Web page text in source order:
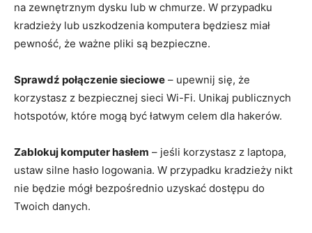
na zewnętrznym dysku lub w‍ chmurze. W przypadku‌
kradzieży⁤ lub uszkodzenia komputera będziesz ​miał
pewność, że ważne ‌pliki są ‌bezpieczne.
Sprawdź połączenie sieciowe – upewnij ⁣się, że
korzystasz z bezpiecznej sieci Wi-Fi. ‌Unikaj publicznych
hotspotów,​ które⁣ mogą być łatwym celem dla hakerów.
Zablokuj komputer hasłem – jeśli korzystasz z‌ laptopa,
ustaw silne hasło logowania. W przypadku kradzieży nikt
nie będzie mógł bezpośrednio‍ uzyskać dostępu do ​
Twoich danych.